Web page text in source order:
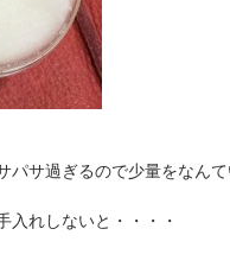
パサ過ぎるので少量をなん
入れしないと・・・・